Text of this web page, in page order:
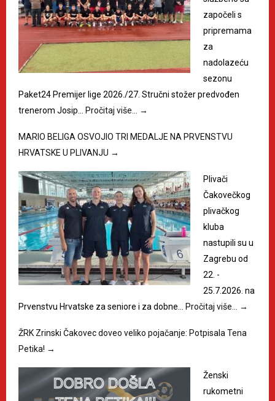
započeli s
pripremama
za
nadolazeću
sezonu
Paket24 Premijer lige 2026./27. Stručni stožer predvođen
trenerom Josip…
Pročitaj više… →
MARIO BELIGA OSVOJIO TRI MEDALJE NA PRVENSTVU
HRVATSKE U PLIVANJU →
Plivači
Čakovečkog
plivačkog
kluba
nastupili su u
Zagrebu od
22. -
25.7.2026. na
Prvenstvu Hrvatske za seniore i za dobne…
Pročitaj više… →
ŽRK Zrinski Čakovec doveo veliko pojačanje: Potpisala Tena
Petika! →
Ženski
rukometni